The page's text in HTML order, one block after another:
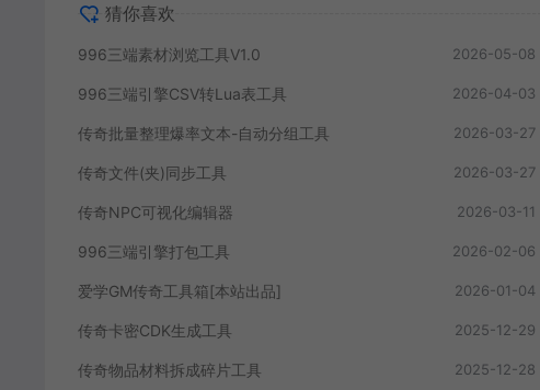
猜你喜欢
996三端素材浏览工具V1.0 2026-05-08
996三端引擎CSV转Lua表工具 2026-04-03
传奇批量整理爆率文本-自动分组工具 2026-03-27
传奇文件(夹)同步工具 2026-03-27
传奇NPC可视化编辑器 2026-03-11
996三端引擎打包工具 2026-02-06
爱学GM传奇工具箱[本站出品] 2026-01-04
传奇卡密CDK生成工具 2025-12-29
传奇物品材料拆成碎片工具 2025-12-28